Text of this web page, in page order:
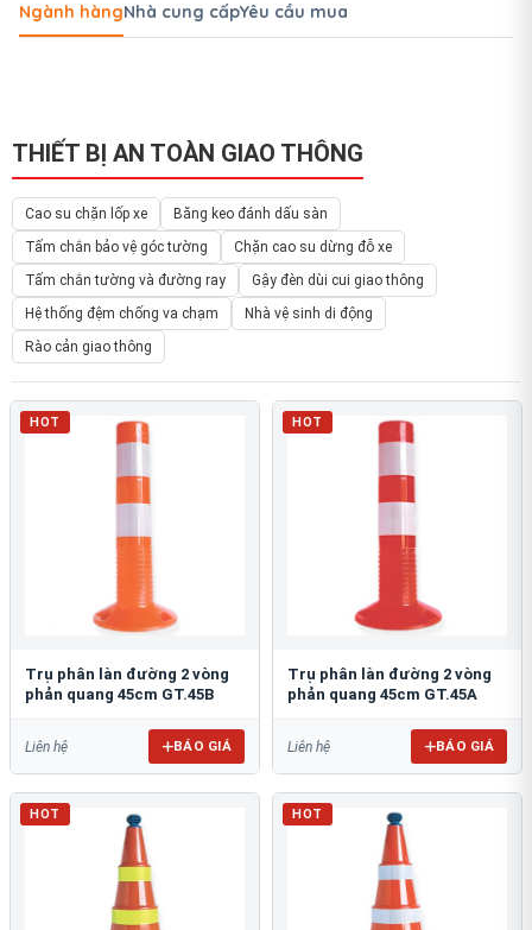
Ngành hàngNhà cung cấpYêu cầu mua
THIẾT BỊ AN TOÀN GIAO THÔNG
Cao su chặn lốp xe
Băng keo đánh dấu sàn
Tấm chắn bảo vệ góc tường
Chặn cao su dừng đỗ xe
Tấm chắn tường và đường ray
Gậy đèn dùi cui giao thông
Hệ thống đệm chống va chạm
Nhà vệ sinh di động
Rào cản giao thông
HOT
Trụ phân làn đường 2 vòng
phản quang 45cm GT.45B
Liên hệ BÁO GIÁ
HOT
Trụ phân làn đường 2 vòng
phản quang 45cm GT.45A
Liên hệ BÁO GIÁ
HOT HOT